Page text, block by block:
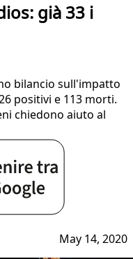
già 33 i
bilancio sull'impatto
positivi e 113 morti.
chiedono aiuto al
May 14, 2020